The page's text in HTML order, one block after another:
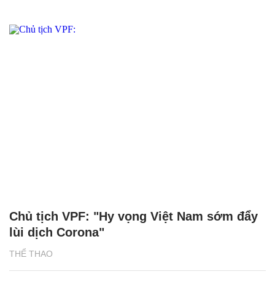
THỂ THAO
Chủ tịch VPF: "Hy vọng Việt Nam sớm đẩy
lùi dịch Corona"